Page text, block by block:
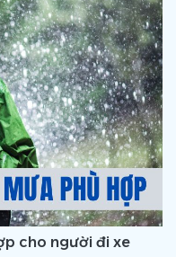
cho người đi xe